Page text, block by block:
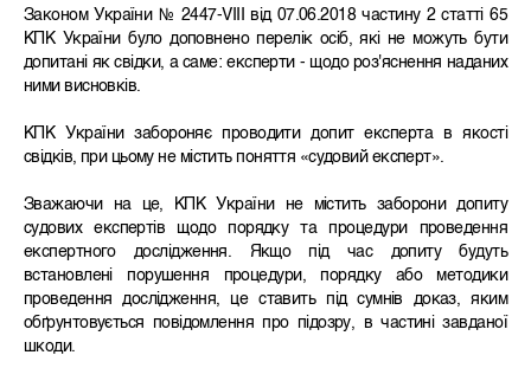
Законом України № 2447-VIII від 07.06.2018 частину 2 статті 65
КПК України було доповнено перелік осіб, які не можуть бути
допитані як свідки, а саме: експерти - щодо роз'яснення наданих
ними висновків.
КПК України забороняє проводити допит експерта в якості
свідків, при цьому не містить поняття «судовий експерт».
Зважаючи на це, КПК України не містить заборони допиту
судових експертів щодо порядку та процедури проведення
експертного дослідження. Якщо під час допиту будуть
встановлені порушення процедури, порядку або методики
проведення дослідження, це ставить під сумнів доказ, яким
обґрунтовується повідомлення про підозру, в частині завданої
шкоди.